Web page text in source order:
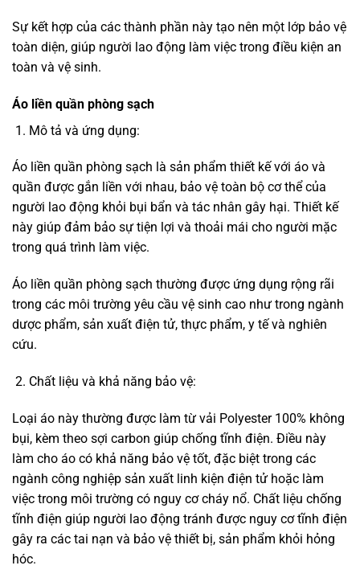
Sự kết hợp của các thành phần này tạo nên một lớp bảo vệ
toàn diện, giúp người lao động làm việc trong điều kiện an
toàn và vệ sinh.
Áo liền quần phòng sạch
Mô tả và ứng dụng:
Áo liền quần phòng sạch là sản phẩm thiết kế với áo và
quần được gắn liền với nhau, bảo vệ toàn bộ cơ thể của
người lao động khỏi bụi bẩn và tác nhân gây hại. Thiết kế
này giúp đảm bảo sự tiện lợi và thoải mái cho người mặc
trong quá trình làm việc.
Áo liền quần phòng sạch thường được ứng dụng rộng rãi
trong các môi trường yêu cầu vệ sinh cao như trong ngành
dược phẩm, sản xuất điện tử, thực phẩm, y tế và nghiên
cứu.
Chất liệu và khả năng bảo vệ:
Loại áo này thường được làm từ vải Polyester 100% không
bụi, kèm theo sợi carbon giúp chống tĩnh điện. Điều này
làm cho áo có khả năng bảo vệ tốt, đặc biệt trong các
ngành công nghiệp sản xuất linh kiện điện tử hoặc làm
việc trong môi trường có nguy cơ cháy nổ. Chất liệu chống
tĩnh điện giúp người lao động tránh được nguy cơ tĩnh điện
gây ra các tai nạn và bảo vệ thiết bị, sản phẩm khỏi hỏng
hóc.